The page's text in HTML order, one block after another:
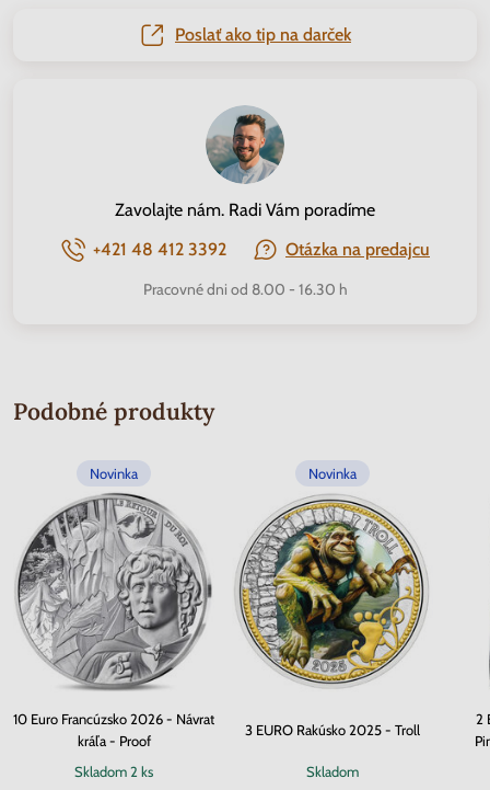
Poslať ako tip na darček
Zavolajte nám. Radi Vám poradíme
+421 48 412 3392
Otázka na predajcu
Pracovné dni od 8.00 - 16.30 h
Podobné produkty
Novinka
10 Euro Francúzsko 2026 - Návrat
kráľa - Proof
Skladom2 ks
Novinka
3 EURO Rakúsko 2025 - Troll
Skladom
2